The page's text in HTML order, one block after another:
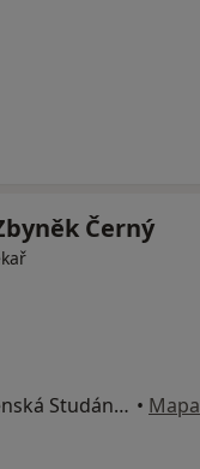
Černý
Ústav sociální péče 41, Anenská Studánka • Mapa